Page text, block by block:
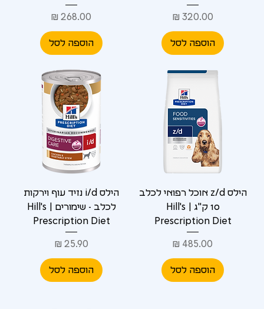
מחיר
הוספה לסל
מחיר
הוספה לסל
הילס z/d אוכל רפואי לכלב
10 ק"ג | Hill's
Prescription Diet
מחיר
הוספה לסל
הילס i/d נזיד עוף וירקות
לכלב - שימורים | Hill's
Prescription Diet
מחיר
הוספה לסל